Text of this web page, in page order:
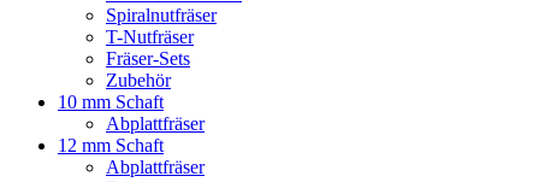
Spiralnutfräser
T-Nutfräser
Fräser-Sets
Zubehör
10 mm Schaft
Abplattfräser
12 mm Schaft
Abplattfräser